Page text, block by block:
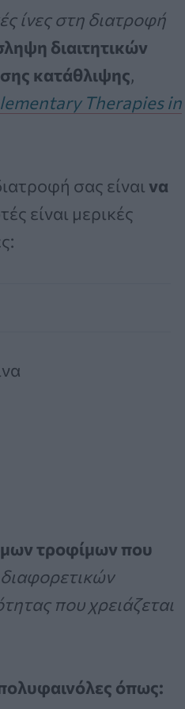
ίνες στη διατροφή
διαιτητικών
κατάθλιψης,
Therapies in
σας είναι να
είναι μερικές
τροφίμων που
που χρειάζεται
όπως: